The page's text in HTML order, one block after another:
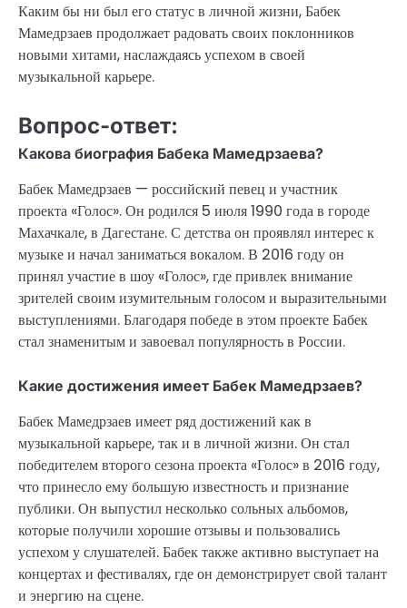
Каким бы ни был его статус в личной жизни, Бабек
Мамедрзаев продолжает радовать своих поклонников
новыми хитами, наслаждаясь успехом в своей
музыкальной карьере.
Вопрос-ответ:
Какова биография Бабека Мамедрзаева?
Бабек Мамедрзаев — российский певец и участник
проекта «Голос». Он родился 5 июля 1990 года в городе
Махачкале, в Дагестане. С детства он проявлял интерес к
музыке и начал заниматься вокалом. В 2016 году он
принял участие в шоу «Голос», где привлек внимание
зрителей своим изумительным голосом и выразительными
выступлениями. Благодаря победе в этом проекте Бабек
стал знаменитым и завоевал популярность в России.
Какие достижения имеет Бабек Мамедрзаев?
Бабек Мамедрзаев имеет ряд достижений как в
музыкальной карьере, так и в личной жизни. Он стал
победителем второго сезона проекта «Голос» в 2016 году,
что принесло ему большую известность и признание
публики. Он выпустил несколько сольных альбомов,
которые получили хорошие отзывы и пользовались
успехом у слушателей. Бабек также активно выступает на
концертах и фестивалях, где он демонстрирует свой талант
и энергию на сцене.